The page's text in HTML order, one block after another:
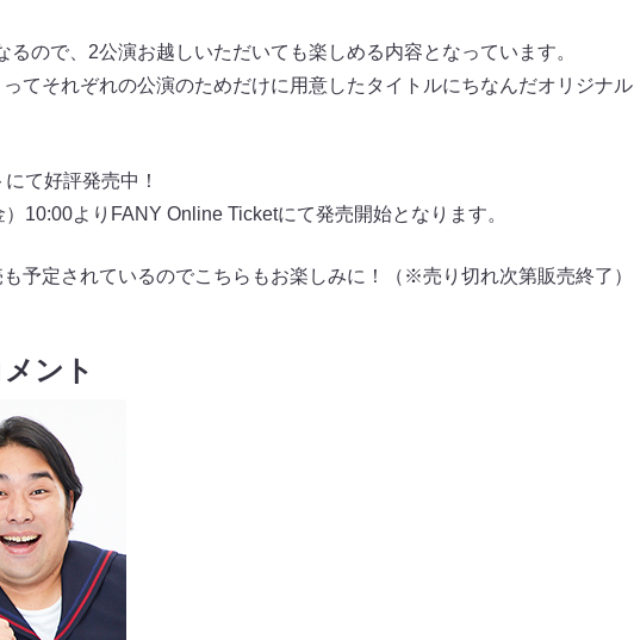
ので、2公演お越しいただいても楽しめる内容となっています。
てそれぞれの公演のためだけに用意したタイトルにちなんだオリジナル
て好評発売中！
10:00よりFANY Online Ticketにて発売開始となります。
予定されているのでこちらもお楽しみに！（※売り切れ次第販売終了）
ント